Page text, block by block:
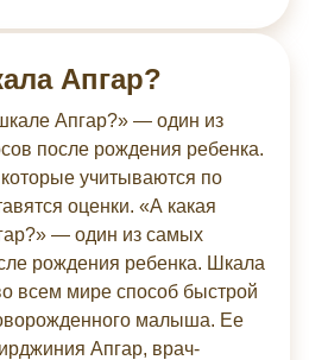
Апгар?
Апгар?» — один из
после рождения ребенка.
учитываются по
оценки. «А какая
— один из самых
рождения ребенка. Шкала
всем мире​ способ быстрой
малыша. Ее
Апгар, врач-